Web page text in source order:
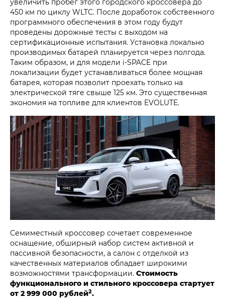
450 км по циклу WLTC. После доработок собственного
программного обеспечения в этом году будут
проведены дорожные тесты с выходом на
сертификационные испытания. Установка локально
производимых батарей планируется через полгода.
Таким образом, и для модели i‑SPACE при
локализации будет устанавливаться более мощная
батарея, которая позволит проехать только на
электрической тяге свыше 125 км. Это существенная
экономия на топливе для клиентов EVOLUTE.
Семиместный кроссовер сочетает современное
оснащение, обширный набор систем активной и
пассивной безопасности, а салон с отделкой из
качественных материалов обладает широкими
возможностями трансформации. Стоимость
функционального и стильного кроссовера стартует
от 2 999 000 рублей2.